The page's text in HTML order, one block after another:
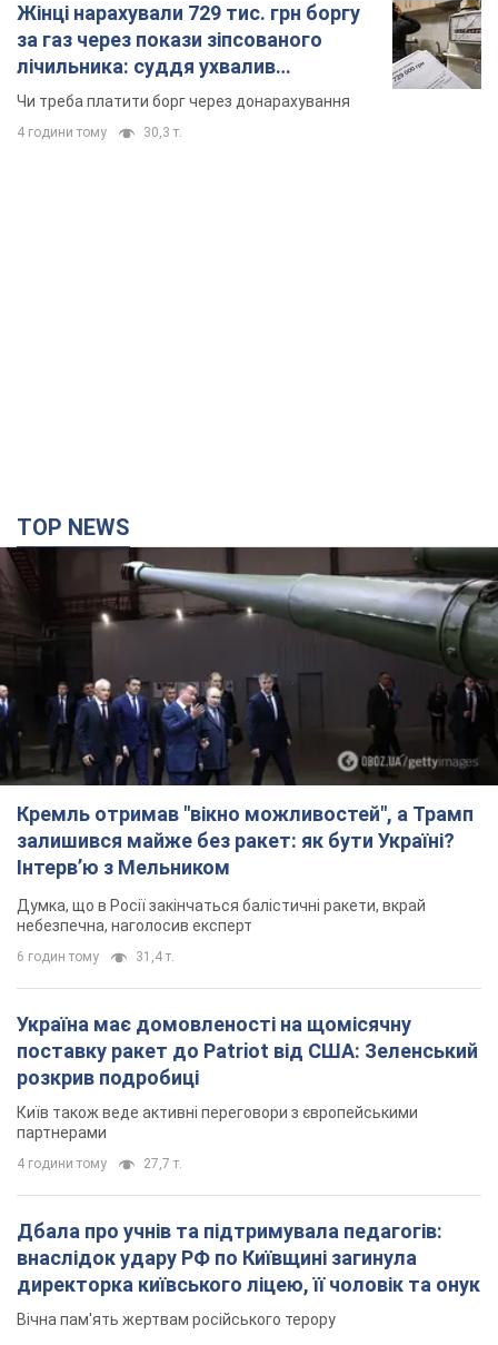
Жінці нарахували 729 тис. грн боргу
за газ через покази зіпсованого
лічильника: суддя ухвалив
неочікуване рішення
Чи треба платити борг через донарахування
4 години тому 30,3 т.
TOP NEWS
Кремль отримав "вікно можливостей", а Трамп
залишився майже без ракет: як бути Україні?
Інтерв’ю з Мельником
Думка, що в Росії закінчаться балістичні ракети, вкрай
небезпечна, наголосив експерт
6 годин тому 31,4 т.
Україна має домовленості на щомісячну
поставку ракет до Patriot від США: Зеленський
розкрив подробиці
Київ також веде активні переговори з європейськими
партнерами
4 години тому 27,7 т.
Дбала про учнів та підтримувала педагогів:
внаслідок удару РФ по Київщині загинула
директорка київського ліцею, її чоловік та онук
Вічна пам'ять жертвам російського терору